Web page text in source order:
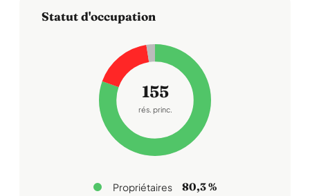
Statut d'occupation
155
rés. princ.
Propriétaires 80,3 %